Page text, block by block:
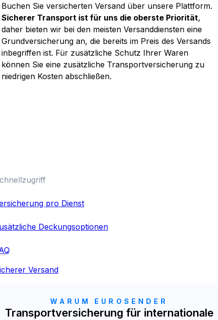
Buchen Sie versicherten Versand über unsere Plattform.
Sicherer Transport ist für uns die oberste Priorität,
daher bieten wir bei den meisten Versanddiensten eine
Grundversicherung an, die bereits im Preis des Versands
inbegriffen ist. Für zusätzliche Schutz Ihrer Waren
können Sie eine zusätzliche Transportversicherung zu
niedrigen Kosten abschließen.
pro Dienst
Deckungsoptionen
Versand
WARUM EUROSENDER
Transportversicherung für internationale